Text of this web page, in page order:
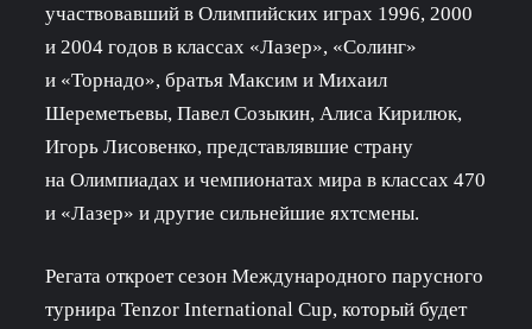
участвовавший в Олимпийских играх 1996, 2000
и 2004 годов в классах «Лазер», «Солинг»
и «Торнадо», братья Максим и Михаил
Шереметьевы, Павел Созыкин, Алиса Кирилюк,
Игорь Лисовенко, представлявшие страну
на Олимпиадах и чемпионатах мира в классах 470
и «Лазер» и другие сильнейшие яхтсмены.
Регата откроет сезон Международного парусного
турнира Tenzor International Cup, который будет